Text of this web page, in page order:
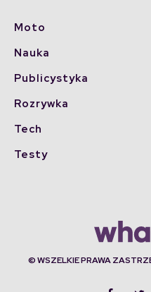
Moto
Nauka
Publicystyka
Rozrywka
Tech
Testy
© WSZELKIE PRAWA